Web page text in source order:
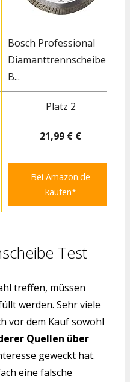
Bosch Professional
Diamanttrennscheibe
B...
Platz 2
21,99 € €
Bei Amazon.de
kaufen*
Test
treffen, müssen
werden. Sehr viele
vor dem Kauf sowohl
Quellen über
geweckt hat.
eine falsche